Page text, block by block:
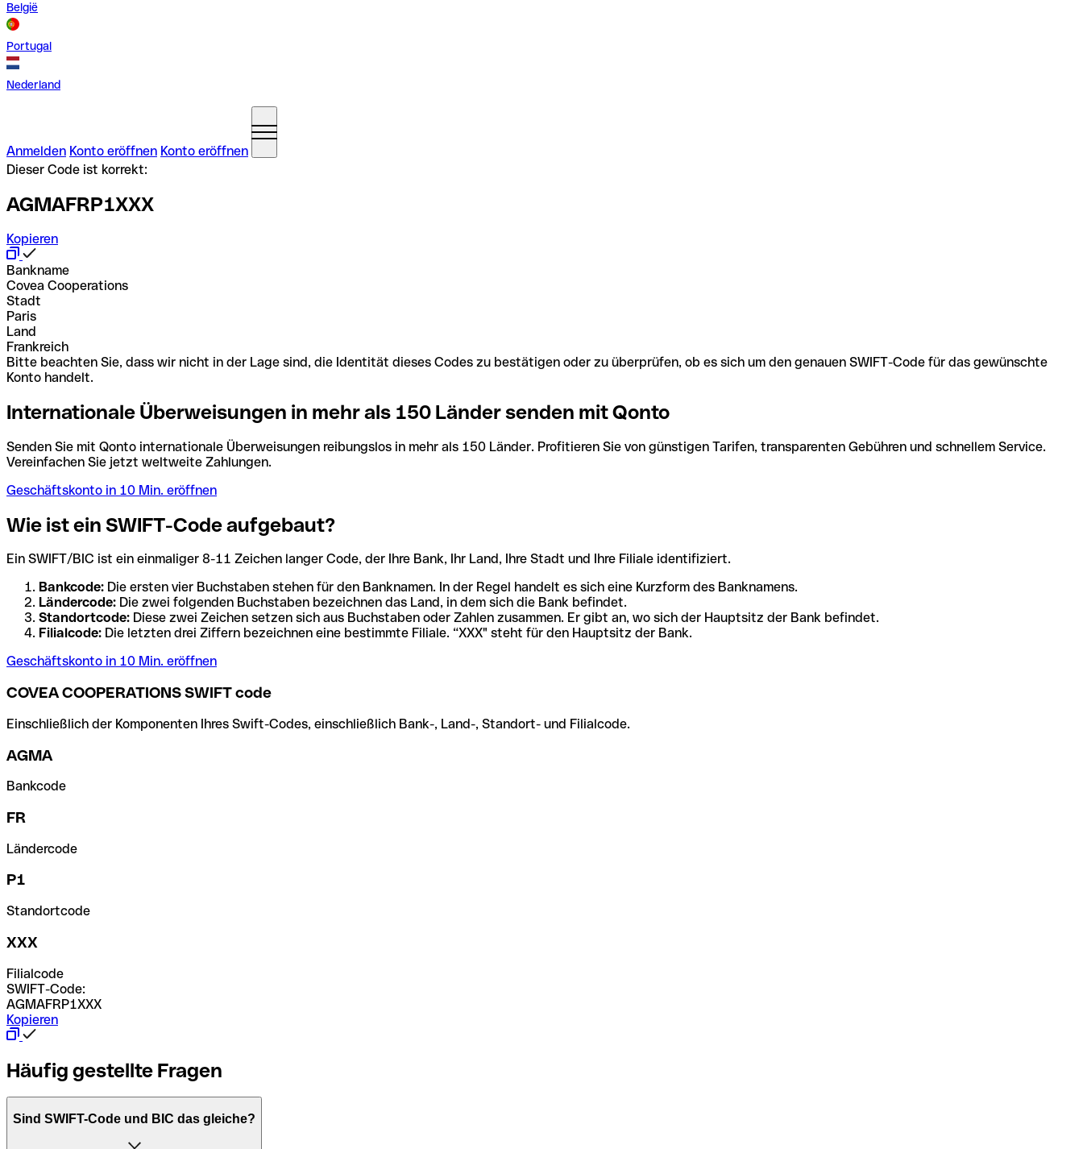
België
Portugal
Nederland
Anmelden Konto eröffnen Konto eröffnen
Dieser Code ist korrekt:
AGMAFRP1XXX
Kopieren
Bankname
Covea Cooperations
Stadt
Paris
Land
Frankreich
Bitte beachten Sie, dass wir nicht in der Lage sind, die Identität dieses Codes zu bestätigen oder zu überprüfen, ob es sich um den genauen SWIFT-Code für das gewünschte
Konto handelt.
Internationale Überweisungen in mehr als 150 Länder senden mit Qonto
Senden Sie mit Qonto internationale Überweisungen reibungslos in mehr als 150 Länder. Profitieren Sie von günstigen Tarifen, transparenten Gebühren und schnellem Service.
Vereinfachen Sie jetzt weltweite Zahlungen.
Geschäftskonto in 10 Min. eröffnen
Wie ist ein SWIFT-Code aufgebaut?
Ein SWIFT/BIC ist ein einmaliger 8-11 Zeichen langer Code, der Ihre Bank, Ihr Land, Ihre Stadt und Ihre Filiale identifiziert.
Bankcode: Die ersten vier Buchstaben stehen für den Banknamen. In der Regel handelt es sich eine Kurzform des Banknamens.
Ländercode: Die zwei folgenden Buchstaben bezeichnen das Land, in dem sich die Bank befindet.
Standortcode: Diese zwei Zeichen setzen sich aus Buchstaben oder Zahlen zusammen. Er gibt an, wo sich der Hauptsitz der Bank befindet.
Filialcode: Die letzten drei Ziffern bezeichnen eine bestimmte Filiale. “XXX" steht für den Hauptsitz der Bank.
Geschäftskonto in 10 Min. eröffnen
COVEA COOPERATIONS SWIFT code
Einschließlich der Komponenten Ihres Swift-Codes, einschließlich Bank-, Land-, Standort- und Filialcode.
AGMA
Bankcode
FR
Ländercode
P1
Standortcode
XXX
Filialcode
SWIFT-Code:
AGMAFRP1XXX
Kopieren
Häufig gestellte Fragen
Sind SWIFT-Code und BIC das gleiche?